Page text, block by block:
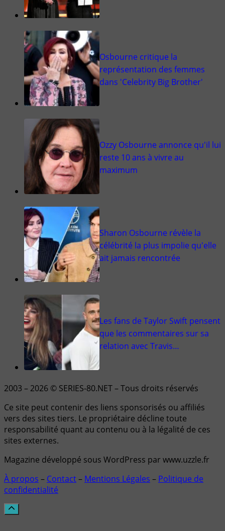
Osbourne critique la
représentation des femmes
dans 'Celebrity Big Brother'
Ozzy Osbourne annonce qu'il lui
reste 10 ans à vivre au
maximum
Sharon Osbourne révèle la
célébrité la plus impolie qu'elle
ait jamais rencontrée
Les fans de Taylor Swift pensent
que les commentaires sur sa
relation avec Travis…
2003 – 2026 © SERIES-80.NET – Tous droits réservés
Ce site peut contenir des liens sponsorisés ou affiliés
vers des sites tiers. Le propriétaire décline toute
responsabilité quant au contenu ou à la légalité de ces
sites externes.
Magazine développé sous WordPress par www.uzzle.fr
À propos – Contact– Mentions Légales – Politique de
confidentialité